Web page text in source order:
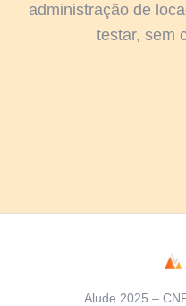
administração de
testar, sem
Alude 2025 –